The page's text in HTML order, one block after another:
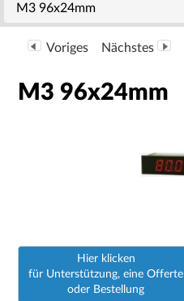
M3 96x24mm
Voriges Nächstes
M3 96x24mm
Hier klicken
für Unterstützung, eine Offerte
oder Bestellung